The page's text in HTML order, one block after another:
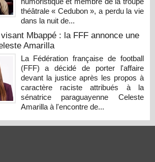
théâtrale « Cedubon », a perdu la vie
dans la nuit de...
Mbappé : la FFF annonce une
Amarilla
La Fédération française de football
(FFF) a décidé de porter l'affaire
devant la justice après les propos à
caractère raciste attribués à la
sénatrice paraguayenne Celeste
Amarilla à l'encontre de...